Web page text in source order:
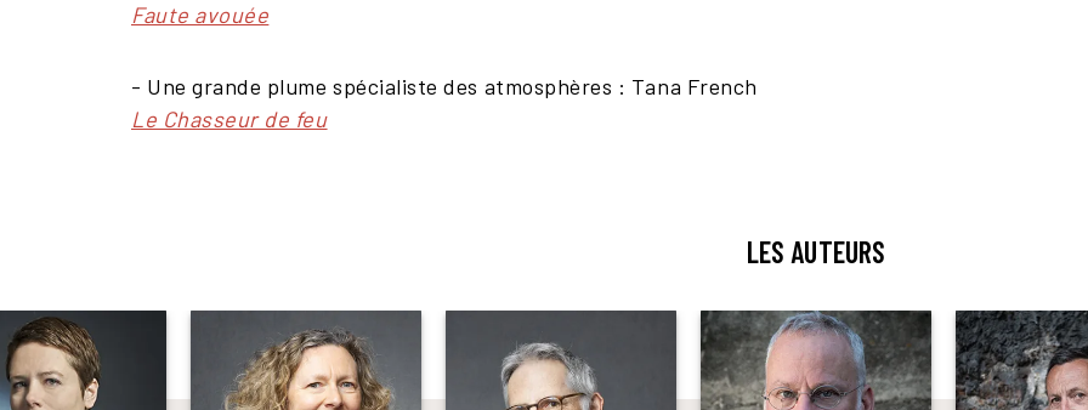
Faute avouée
- Une grande plume spécialiste des atmosphères : Tana French
Le Chasseur de feu
LES AUTEURS